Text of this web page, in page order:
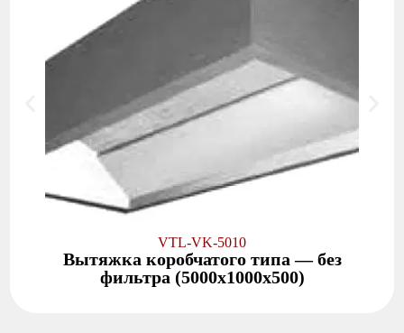
VTL-VK-5010
Вытяжка коробчатого типа — без
фильтра (5000x1000x500)